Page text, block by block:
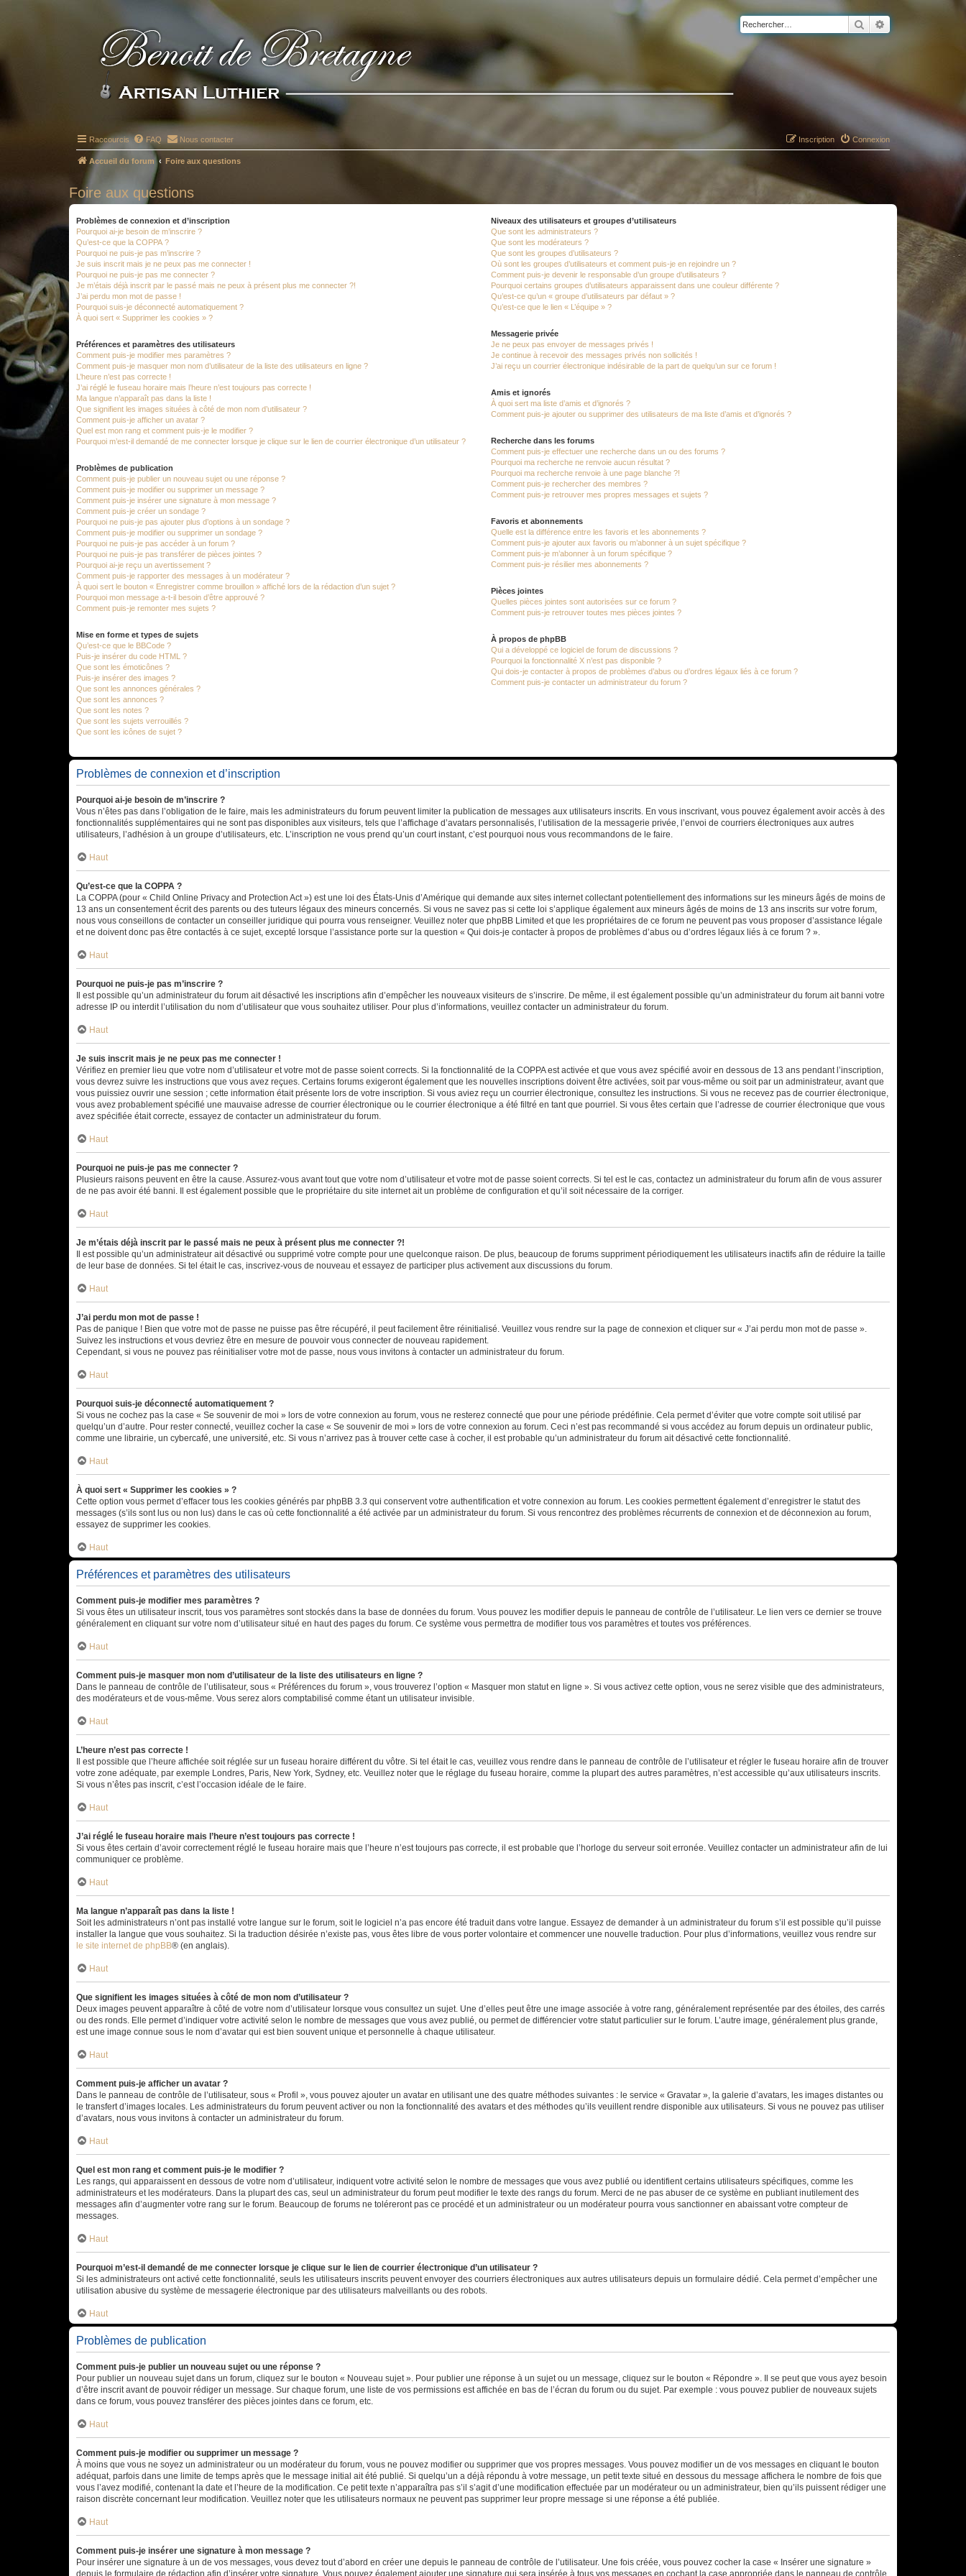
Rechercher
Raccourcis FAQ Nous contacter Connexion
Inscription
Accueil du forum Foire aux questions
Foire aux questions
Problèmes de connexion et d’inscription
Pourquoi ai-je besoin de m’inscrire ?
Qu’est-ce que la COPPA ?
Pourquoi ne puis-je pas m’inscrire ?
Je suis inscrit mais je ne peux pas me connecter !
Pourquoi ne puis-je pas me connecter ?
Je m’étais déjà inscrit par le passé mais ne peux à présent plus me connecter ?!
J’ai perdu mon mot de passe !
Pourquoi suis-je déconnecté automatiquement ?
À quoi sert « Supprimer les cookies » ?
Préférences et paramètres des utilisateurs
Comment puis-je modifier mes paramètres ?
Comment puis-je masquer mon nom d’utilisateur de la liste des utilisateurs en ligne ?
L’heure n’est pas correcte !
J’ai réglé le fuseau horaire mais l’heure n’est toujours pas correcte !
Ma langue n’apparaît pas dans la liste !
Que signifient les images situées à côté de mon nom d’utilisateur ?
Comment puis-je afficher un avatar ?
Quel est mon rang et comment puis-je le modifier ?
Pourquoi m’est-il demandé de me connecter lorsque je clique sur le lien de courrier électronique d’un utilisateur ?
Problèmes de publication
Comment puis-je publier un nouveau sujet ou une réponse ?
Comment puis-je modifier ou supprimer un message ?
Comment puis-je insérer une signature à mon message ?
Comment puis-je créer un sondage ?
Pourquoi ne puis-je pas ajouter plus d’options à un sondage ?
Comment puis-je modifier ou supprimer un sondage ?
Pourquoi ne puis-je pas accéder à un forum ?
Pourquoi ne puis-je pas transférer de pièces jointes ?
Pourquoi ai-je reçu un avertissement ?
Comment puis-je rapporter des messages à un modérateur ?
À quoi sert le bouton « Enregistrer comme brouillon » affiché lors de la rédaction d’un sujet ?
Pourquoi mon message a-t-il besoin d’être approuvé ?
Comment puis-je remonter mes sujets ?
Mise en forme et types de sujets
Qu’est-ce que le BBCode ?
Puis-je insérer du code HTML ?
Que sont les émoticônes ?
Puis-je insérer des images ?
Que sont les annonces générales ?
Que sont les annonces ?
Que sont les notes ?
Que sont les sujets verrouillés ?
Que sont les icônes de sujet ?
Niveaux des utilisateurs et groupes d’utilisateurs
Que sont les administrateurs ?
Que sont les modérateurs ?
Que sont les groupes d’utilisateurs ?
Où sont les groupes d’utilisateurs et comment puis-je en rejoindre un ?
Comment puis-je devenir le responsable d’un groupe d’utilisateurs ?
Pourquoi certains groupes d’utilisateurs apparaissent dans une couleur différente ?
Qu’est-ce qu’un « groupe d’utilisateurs par défaut » ?
Qu’est-ce que le lien « L’équipe » ?
Messagerie privée
Je ne peux pas envoyer de messages privés !
Je continue à recevoir des messages privés non sollicités !
J’ai reçu un courrier électronique indésirable de la part de quelqu’un sur ce forum !
Amis et ignorés
À quoi sert ma liste d’amis et d’ignorés ?
Comment puis-je ajouter ou supprimer des utilisateurs de ma liste d’amis et d’ignorés ?
Recherche dans les forums
Comment puis-je effectuer une recherche dans un ou des forums ?
Pourquoi ma recherche ne renvoie aucun résultat ?
Pourquoi ma recherche renvoie à une page blanche ?!
Comment puis-je rechercher des membres ?
Comment puis-je retrouver mes propres messages et sujets ?
Favoris et abonnements
Quelle est la différence entre les favoris et les abonnements ?
Comment puis-je ajouter aux favoris ou m’abonner à un sujet spécifique ?
Comment puis-je m’abonner à un forum spécifique ?
Comment puis-je résilier mes abonnements ?
Pièces jointes
Quelles pièces jointes sont autorisées sur ce forum ?
Comment puis-je retrouver toutes mes pièces jointes ?
À propos de phpBB
Qui a développé ce logiciel de forum de discussions ?
Pourquoi la fonctionnalité X n’est pas disponible ?
Qui dois-je contacter à propos de problèmes d’abus ou d’ordres légaux liés à ce forum ?
Comment puis-je contacter un administrateur du forum ?
Problèmes de connexion et d’inscription
Pourquoi ai-je besoin de m’inscrire ?
Vous n’êtes pas dans l’obligation de le faire, mais les administrateurs du forum peuvent limiter la publication de messages aux utilisateurs inscrits. En vous inscrivant, vous pouvez également avoir accès à des
fonctionnalités supplémentaires qui ne sont pas disponibles aux visiteurs, tels que l’affichage d’avatars personnalisés, l’utilisation de la messagerie privée, l’envoi de courriers électroniques aux autres
utilisateurs, l’adhésion à un groupe d’utilisateurs, etc. L’inscription ne vous prend qu’un court instant, c’est pourquoi nous vous recommandons de le faire.
Haut
Qu’est-ce que la COPPA ?
La COPPA (pour « Child Online Privacy and Protection Act ») est une loi des États-Unis d’Amérique qui demande aux sites internet collectant potentiellement des informations sur les mineurs âgés de moins de
13 ans un consentement écrit des parents ou des tuteurs légaux des mineurs concernés. Si vous ne savez pas si cette loi s’applique également aux mineurs âgés de moins de 13 ans inscrits sur votre forum,
nous vous conseillons de contacter un conseiller juridique qui pourra vous renseigner. Veuillez noter que phpBB Limited et que les propriétaires de ce forum ne peuvent pas vous proposer d’assistance légale
et ne doivent donc pas être contactés à ce sujet, excepté lorsque l’assistance porte sur la question « Qui dois-je contacter à propos de problèmes d’abus ou d’ordres légaux liés à ce forum ? ».
Haut
Pourquoi ne puis-je pas m’inscrire ?
Il est possible qu’un administrateur du forum ait désactivé les inscriptions afin d’empêcher les nouveaux visiteurs de s’inscrire. De même, il est également possible qu’un administrateur du forum ait banni votre
adresse IP ou interdit l’utilisation du nom d’utilisateur que vous souhaitez utiliser. Pour plus d’informations, veuillez contacter un administrateur du forum.
Haut
Je suis inscrit mais je ne peux pas me connecter !
Vérifiez en premier lieu que votre nom d’utilisateur et votre mot de passe soient corrects. Si la fonctionnalité de la COPPA est activée et que vous avez spécifié avoir en dessous de 13 ans pendant l’inscription,
vous devrez suivre les instructions que vous avez reçues. Certains forums exigeront également que les nouvelles inscriptions doivent être activées, soit par vous-même ou soit par un administrateur, avant que
vous puissiez ouvrir une session ; cette information était présente lors de votre inscription. Si vous aviez reçu un courrier électronique, consultez les instructions. Si vous ne recevez pas de courrier électronique,
vous avez probablement spécifié une mauvaise adresse de courrier électronique ou le courrier électronique a été filtré en tant que pourriel. Si vous êtes certain que l’adresse de courrier électronique que vous
avez spécifiée était correcte, essayez de contacter un administrateur du forum.
Haut
Pourquoi ne puis-je pas me connecter ?
Plusieurs raisons peuvent en être la cause. Assurez-vous avant tout que votre nom d’utilisateur et votre mot de passe soient corrects. Si tel est le cas, contactez un administrateur du forum afin de vous assurer
de ne pas avoir été banni. Il est également possible que le propriétaire du site internet ait un problème de configuration et qu’il soit nécessaire de la corriger.
Haut
Je m’étais déjà inscrit par le passé mais ne peux à présent plus me connecter ?!
Il est possible qu’un administrateur ait désactivé ou supprimé votre compte pour une quelconque raison. De plus, beaucoup de forums suppriment périodiquement les utilisateurs inactifs afin de réduire la taille
de leur base de données. Si tel était le cas, inscrivez-vous de nouveau et essayez de participer plus activement aux discussions du forum.
Haut
J’ai perdu mon mot de passe !
Pas de panique ! Bien que votre mot de passe ne puisse pas être récupéré, il peut facilement être réinitialisé. Veuillez vous rendre sur la page de connexion et cliquer sur « J’ai perdu mon mot de passe ».
Suivez les instructions et vous devriez être en mesure de pouvoir vous connecter de nouveau rapidement.
Cependant, si vous ne pouvez pas réinitialiser votre mot de passe, nous vous invitons à contacter un administrateur du forum.
Haut
Pourquoi suis-je déconnecté automatiquement ?
Si vous ne cochez pas la case « Se souvenir de moi » lors de votre connexion au forum, vous ne resterez connecté que pour une période prédéfinie. Cela permet d’éviter que votre compte soit utilisé par
quelqu’un d’autre. Pour rester connecté, veuillez cocher la case « Se souvenir de moi » lors de votre connexion au forum. Ceci n’est pas recommandé si vous accédez au forum depuis un ordinateur public,
comme une librairie, un cybercafé, une université, etc. Si vous n’arrivez pas à trouver cette case à cocher, il est probable qu’un administrateur du forum ait désactivé cette fonctionnalité.
Haut
À quoi sert « Supprimer les cookies » ?
Cette option vous permet d’effacer tous les cookies générés par phpBB 3.3 qui conservent votre authentification et votre connexion au forum. Les cookies permettent également d’enregistrer le statut des
messages (s’ils sont lus ou non lus) dans le cas où cette fonctionnalité a été activée par un administrateur du forum. Si vous rencontrez des problèmes récurrents de connexion et de déconnexion au forum,
essayez de supprimer les cookies.
Haut
Préférences et paramètres des utilisateurs
Comment puis-je modifier mes paramètres ?
Si vous êtes un utilisateur inscrit, tous vos paramètres sont stockés dans la base de données du forum. Vous pouvez les modifier depuis le panneau de contrôle de l’utilisateur. Le lien vers ce dernier se trouve
généralement en cliquant sur votre nom d’utilisateur situé en haut des pages du forum. Ce système vous permettra de modifier tous vos paramètres et toutes vos préférences.
Haut
Comment puis-je masquer mon nom d’utilisateur de la liste des utilisateurs en ligne ?
Dans le panneau de contrôle de l’utilisateur, sous « Préférences du forum », vous trouverez l’option « Masquer mon statut en ligne ». Si vous activez cette option, vous ne serez visible que des administrateurs,
des modérateurs et de vous-même. Vous serez alors comptabilisé comme étant un utilisateur invisible.
Haut
L’heure n’est pas correcte !
Il est possible que l’heure affichée soit réglée sur un fuseau horaire différent du vôtre. Si tel était le cas, veuillez vous rendre dans le panneau de contrôle de l’utilisateur et régler le fuseau horaire afin de trouver
votre zone adéquate, par exemple Londres, Paris, New York, Sydney, etc. Veuillez noter que le réglage du fuseau horaire, comme la plupart des autres paramètres, n’est accessible qu’aux utilisateurs inscrits.
Si vous n’êtes pas inscrit, c’est l’occasion idéale de le faire.
Haut
J’ai réglé le fuseau horaire mais l’heure n’est toujours pas correcte !
Si vous êtes certain d’avoir correctement réglé le fuseau horaire mais que l’heure n’est toujours pas correcte, il est probable que l’horloge du serveur soit erronée. Veuillez contacter un administrateur afin de lui
communiquer ce problème.
Haut
Ma langue n’apparaît pas dans la liste !
Soit les administrateurs n’ont pas installé votre langue sur le forum, soit le logiciel n’a pas encore été traduit dans votre langue. Essayez de demander à un administrateur du forum s’il est possible qu’il puisse
installer la langue que vous souhaitez. Si la traduction désirée n’existe pas, vous êtes libre de vous porter volontaire et commencer une nouvelle traduction. Pour plus d’informations, veuillez vous rendre sur
le site internet de phpBB® (en anglais).
Haut
Que signifient les images situées à côté de mon nom d’utilisateur ?
Deux images peuvent apparaître à côté de votre nom d’utilisateur lorsque vous consultez un sujet. Une d’elles peut être une image associée à votre rang, généralement représentée par des étoiles, des carrés
ou des ronds. Elle permet d’indiquer votre activité selon le nombre de messages que vous avez publié, ou permet de différencier votre statut particulier sur le forum. L’autre image, généralement plus grande,
est une image connue sous le nom d’avatar qui est bien souvent unique et personnelle à chaque utilisateur.
Haut
Comment puis-je afficher un avatar ?
Dans le panneau de contrôle de l’utilisateur, sous « Profil », vous pouvez ajouter un avatar en utilisant une des quatre méthodes suivantes : le service « Gravatar », la galerie d’avatars, les images distantes ou
le transfert d’images locales. Les administrateurs du forum peuvent activer ou non la fonctionnalité des avatars et des méthodes qu’ils veuillent rendre disponible aux utilisateurs. Si vous ne pouvez pas utiliser
d’avatars, nous vous invitons à contacter un administrateur du forum.
Haut
Quel est mon rang et comment puis-je le modifier ?
Les rangs, qui apparaissent en dessous de votre nom d’utilisateur, indiquent votre activité selon le nombre de messages que vous avez publié ou identifient certains utilisateurs spécifiques, comme les
administrateurs et les modérateurs. Dans la plupart des cas, seul un administrateur du forum peut modifier le texte des rangs du forum. Merci de ne pas abuser de ce système en publiant inutilement des
messages afin d’augmenter votre rang sur le forum. Beaucoup de forums ne toléreront pas ce procédé et un administrateur ou un modérateur pourra vous sanctionner en abaissant votre compteur de
messages.
Haut
Pourquoi m’est-il demandé de me connecter lorsque je clique sur le lien de courrier électronique d’un utilisateur ?
Si les administrateurs ont activé cette fonctionnalité, seuls les utilisateurs inscrits peuvent envoyer des courriers électroniques aux autres utilisateurs depuis un formulaire dédié. Cela permet d’empêcher une
utilisation abusive du système de messagerie électronique par des utilisateurs malveillants ou des robots.
Haut
Problèmes de publication
Comment puis-je publier un nouveau sujet ou une réponse ?
Pour publier un nouveau sujet dans un forum, cliquez sur le bouton « Nouveau sujet ». Pour publier une réponse à un sujet ou un message, cliquez sur le bouton « Répondre ». Il se peut que vous ayez besoin
d’être inscrit avant de pouvoir rédiger un message. Sur chaque forum, une liste de vos permissions est affichée en bas de l’écran du forum ou du sujet. Par exemple : vous pouvez publier de nouveaux sujets
dans ce forum, vous pouvez transférer des pièces jointes dans ce forum, etc.
Haut
Comment puis-je modifier ou supprimer un message ?
À moins que vous ne soyez un administrateur ou un modérateur du forum, vous ne pouvez modifier ou supprimer que vos propres messages. Vous pouvez modifier un de vos messages en cliquant le bouton
adéquat, parfois dans une limite de temps après que le message initial ait été publié. Si quelqu’un a déjà répondu à votre message, un petit texte situé en dessous du message affichera le nombre de fois que
vous l’avez modifié, contenant la date et l’heure de la modification. Ce petit texte n’apparaîtra pas s’il s’agit d’une modification effectuée par un modérateur ou un administrateur, bien qu’ils puissent rédiger une
raison discrète concernant leur modification. Veuillez noter que les utilisateurs normaux ne peuvent pas supprimer leur propre message si une réponse a été publiée.
Haut
Comment puis-je insérer une signature à mon message ?
Pour insérer une signature à un de vos messages, vous devez tout d’abord en créer une depuis le panneau de contrôle de l’utilisateur. Une fois créée, vous pouvez cocher la case « Insérer une signature »
depuis le formulaire de rédaction afin d’insérer votre signature. Vous pouvez également ajouter une signature qui sera insérée à tous vos messages en cochant la case appropriée dans le panneau de contrôle